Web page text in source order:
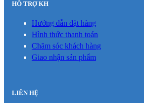
HỖ TRỢ KH
Hướng dẫn đặt hàng
Hình thức thanh toán
Chăm sóc khách hàng
Giao nhận sản phẩm
LIÊN HỆ